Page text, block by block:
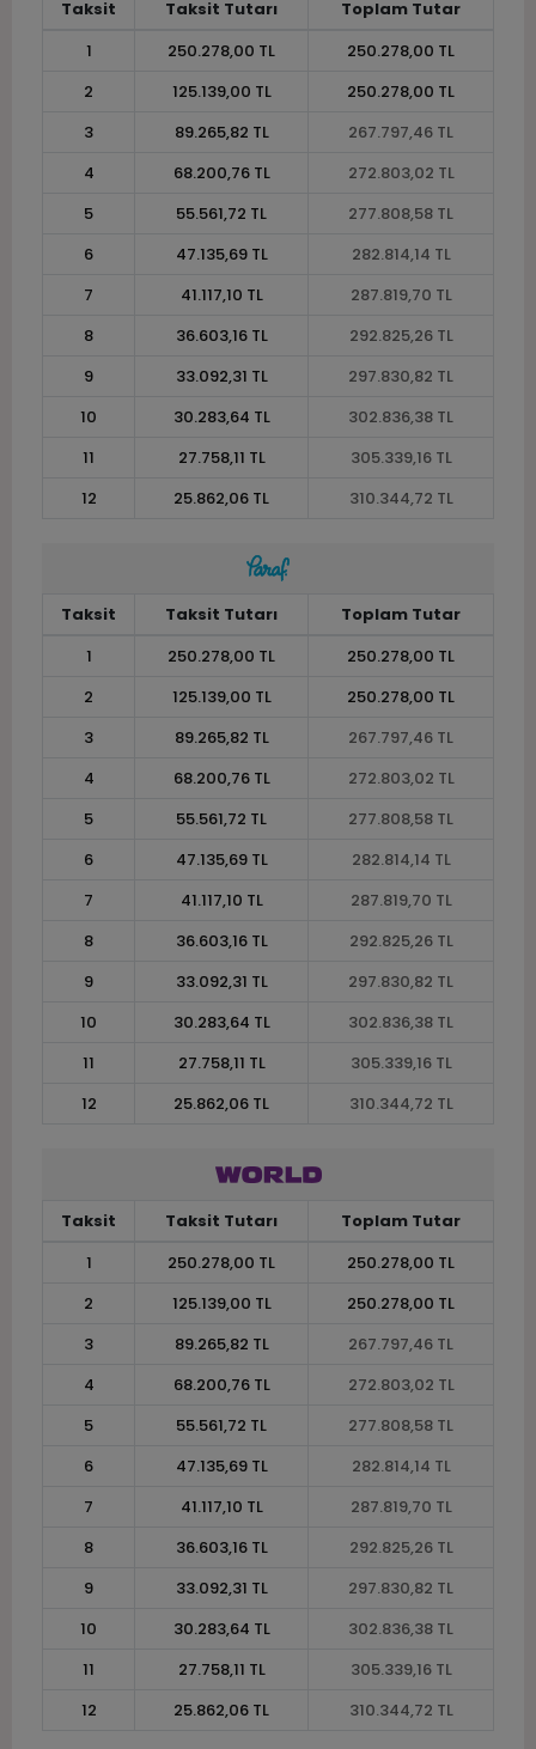
Taksit Taksit Tutarı
Toplam Tutar
1
250.278,00 TL
250.278,00 TL
2
125.139,00 TL
250.278,00 TL
3
89.265,82 TL
267.797,46 TL
4
68.200,76 TL
272.803,02 TL
5
55.561,72 TL
277.808,58 TL
6
47.135,69 TL
282.814,14 TL
7
41.117,10 TL
287.819,70 TL
8
36.603,16 TL
292.825,26 TL
9
33.092,31 TL
297.830,82 TL
10
30.283,64 TL
302.836,38 TL
11
27.758,11 TL
305.339,16 TL
12
25.862,06 TL 310.344,72 TL
Taksit Taksit Tutarı
Toplam Tutar
1
250.278,00 TL
250.278,00 TL
2
125.139,00 TL
250.278,00 TL
3
89.265,82 TL
267.797,46 TL
4
68.200,76 TL
272.803,02 TL
5
55.561,72 TL
277.808,58 TL
6
47.135,69 TL
282.814,14 TL
7
41.117,10 TL
287.819,70 TL
8
36.603,16 TL
292.825,26 TL
9
33.092,31 TL
297.830,82 TL
10
30.283,64 TL
302.836,38 TL
11
27.758,11 TL
305.339,16 TL
12
25.862,06 TL 310.344,72 TL
Taksit Taksit Tutarı
Toplam Tutar
1
250.278,00 TL
250.278,00 TL
2
125.139,00 TL
250.278,00 TL
3
89.265,82 TL
267.797,46 TL
4
68.200,76 TL
272.803,02 TL
5
55.561,72 TL
277.808,58 TL
6
47.135,69 TL
282.814,14 TL
7
41.117,10 TL
287.819,70 TL
8
36.603,16 TL
292.825,26 TL
9
33.092,31 TL
297.830,82 TL
10
30.283,64 TL
302.836,38 TL
11
27.758,11 TL
305.339,16 TL
12
25.862,06 TL 310.344,72 TL